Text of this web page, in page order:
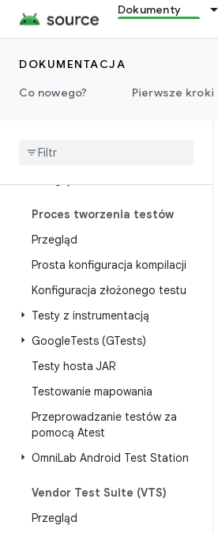
Dokumenty
DOKUMENTACJA
Co nowego?
Pierwsze kroki
Środowisko wykonawcze
Ustawienia
Testy
Proces tworzenia testów
Przegląd
Prosta konfiguracja kompilacji
Konfiguracja złożonego testu
Testy z instrumentacją
GoogleTests (GTests)
Testy hosta JAR
Testowanie mapowania
Przeprowadzanie testów za
pomocą Atest
OmniLab Android Test Station
Vendor Test Suite (VTS)
Przegląd